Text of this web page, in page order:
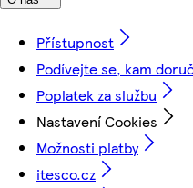
Přístupnost
Podívejte se, kam
Poplatek za službu
Nastavení Cookies
Možnosti platby
itesco.cz